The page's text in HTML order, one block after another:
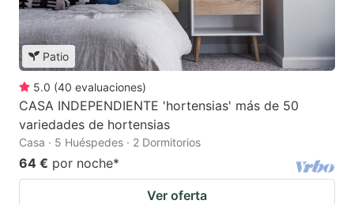
Patio
5.0 (40 evaluaciones)
CASA INDEPENDIENTE 'hortensias' más de 50
variedades de hortensias
Casa · 5 Huéspedes · 2 Dormitorios
64 € por noche*
Ver oferta